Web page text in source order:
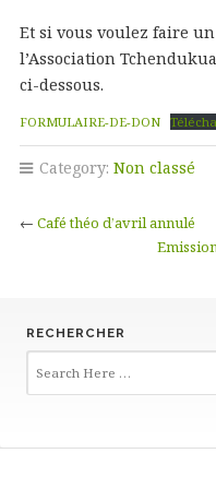
Et si vous voulez faire
l’Association
ci-dessous.
FORMULAIRE-DE-DON
Category: Non classé
← Café théo d’avril annulé
RECHERCHER